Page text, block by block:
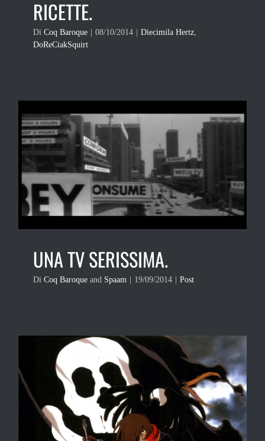
RICETTE.
Di Coq Baroque 08/10/2014 Diecimila Hertz,
DoReCiakSquirt
UNA TV SERISSIMA.
Di Coq Baroque and Spaam 19/09/2014 Post